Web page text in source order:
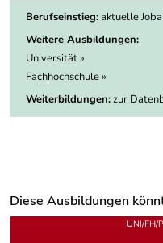
Berufseinstieg:aktuelle
Weitere Ausbildungen:
Universität »
Fachhochschule »
Weiterbildungen:zur
Diese Ausbildungen
Uber weitere UNI/FH/